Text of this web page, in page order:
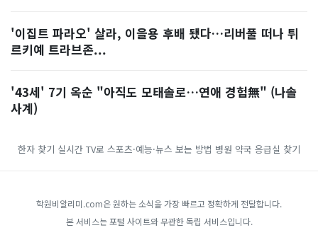
'이집트 파라오' 살라, 이을용 후배 됐다…리버풀 떠나 튀
르키예 트라브존...
'43세' 7기 옥순 "아직도 모태솔로…연애 경험無" (나솔
사계)
한자 찾기 실시간 TV로 스포츠·예능·뉴스 보는 방법 병원 약국 응급실 찾기
학원비알리미.com은 원하는 소식을 가장 빠르고 정확하게 전달합니다.
본 서비스는 포털 사이트와 무관한 독립 서비스입니다.